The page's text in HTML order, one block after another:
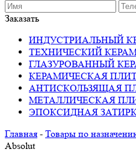
Заказать
ИНДУСТРИАЛЬНЫЙ
ТЕХНИЧЕСКИЙ
ГЛАЗУРОВАННЫЙ
КЕРАМИЧЕСКАЯ
АНТИСКОЛЬЗЯЩАЯ
МЕТАЛЛИЧЕСКАЯ
ЭПОКСИДНАЯ
Главная - Товары по
Absolut